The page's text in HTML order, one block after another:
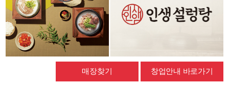
매장찾기 창업안내 바로가기